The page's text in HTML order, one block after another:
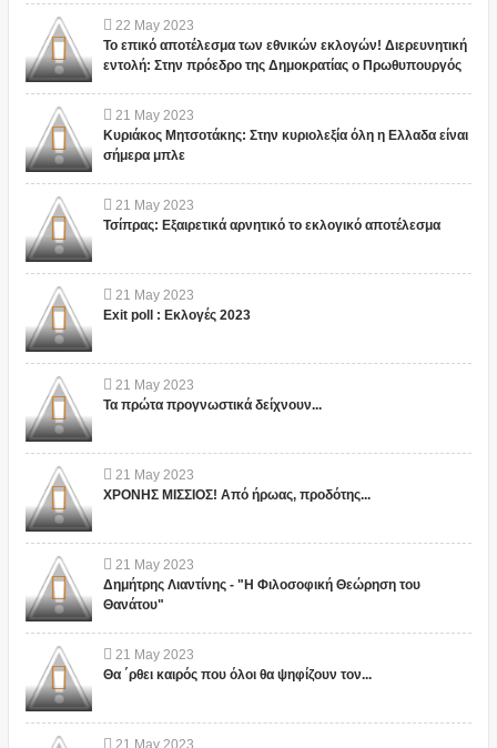
22 May 2023
Το επικό αποτέλεσμα των εθνικών εκλογών! Διερευνητική
εντολή: Στην πρόεδρο της Δημοκρατίας ο Πρωθυπουργός
21 May 2023
Κυριάκος Μητσοτάκης: Στην κυριολεξία όλη η Ελλαδα είναι
σήμερα μπλε
21 May 2023
Τσίπρας: Εξαιρετικά αρνητικό το εκλογικό αποτέλεσμα
21 May 2023
Exit poll : Εκλογές 2023
21 May 2023
Τα πρώτα προγνωστικά δείχνουν...
21 May 2023
ΧΡΟΝΗΣ ΜΙΣΣΙΟΣ! Από ήρωας, προδότης...
21 May 2023
Δημήτρης Λιαντίνης - "Η Φιλοσοφική Θεώρηση του
Θανάτου"
21 May 2023
Θα ΄ρθει καιρός που όλοι θα ψηφίζουν τον...
21 May 2023